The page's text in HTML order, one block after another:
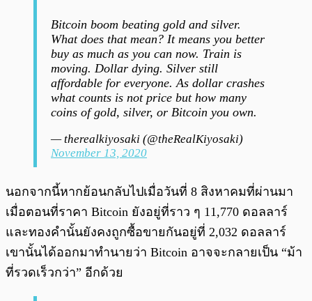
Bitcoin boom beating gold and silver.
What does that mean? It means you better
buy as much as you can now. Train is
moving. Dollar dying. Silver still
affordable for everyone. As dollar crashes
what counts is not price but how many
coins of gold, silver, or Bitcoin you own.
— therealkiyosaki (@theRealKiyosaki)
November 13, 2020
นอกจากนี้หากย้อนกลับไปเมื่อวันที่ 8 สิงหาคมที่ผ่านมา
เมื่อตอนที่ราคา Bitcoin ยังอยู่ที่ราว ๆ 11,770 ดอลลาร์
และทองคำนั้นยังคงถูกซื้อขายกันอยู่ที่ 2,032 ดอลลาร์
เขานั้นได้ออกมาทำนายว่า Bitcoin อาจจะกลายเป็น “ม้า
ที่รวดเร็วกว่า” อีกด้วย